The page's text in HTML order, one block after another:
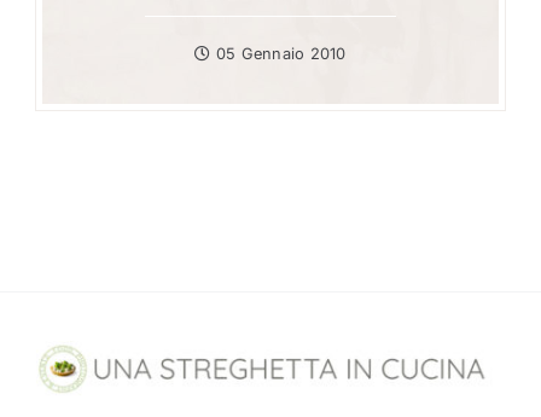
05 Gennaio 2010